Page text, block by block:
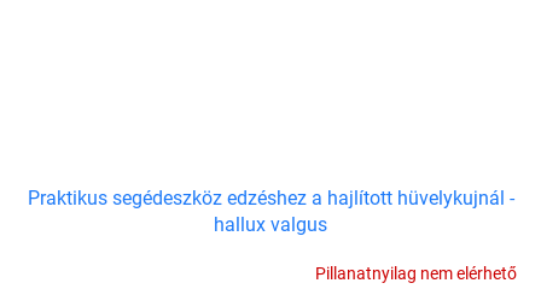
Praktikus segédeszköz edzéshez a hajlított hüvelykujnál -
hallux valgus
Pillanatnyilag nem elérhető